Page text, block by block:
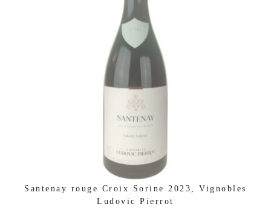
Santenay rouge Croix Sorine 2023, Vignobles
Ludovic Pierrot